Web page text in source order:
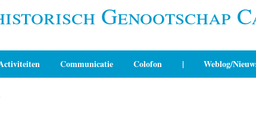
Genootschap
Communicatie Colofon | Weblog/